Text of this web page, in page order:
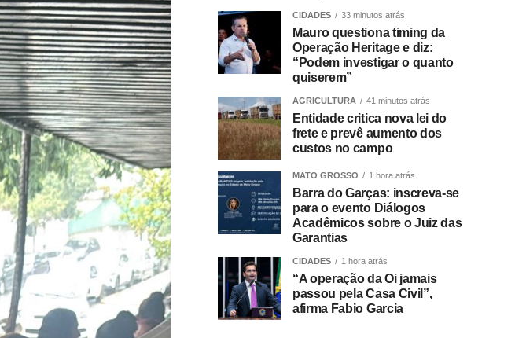
CIDADES 33 minutos atrás
Mauro questiona timing da
Operação Heritage e diz:
“Podem investigar o quanto
quiserem”
AGRICULTURA 41 minutos atrás
Entidade critica nova lei do
frete e prevê aumento dos
custos no campo
MATO GROSSO 1 hora atrás
Barra do Garças: inscreva-se
para o evento Diálogos
Acadêmicos sobre o Juiz das
Garantias
CIDADES 1 hora atrás
“A operação da Oi jamais
passou pela Casa Civil”,
afirma Fabio Garcia